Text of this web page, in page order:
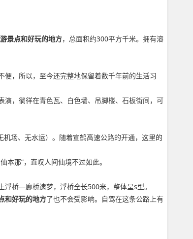
景点和好玩的地方，总面积约300平方千米。拥有溶
，所以，至今还完整地保留着数千年前的生活习
，徜徉在青色瓦、白色墙、吊脚楼、石板街间，可
场、无水运）。随着宣鹤高速公路的开通，这里的
那”，直叹人间仙境不过如此。
桥—廊桥遗梦，浮桥全长500米，整体呈s型。
和好玩的地方了也不会受影响。自驾在这条公路上有